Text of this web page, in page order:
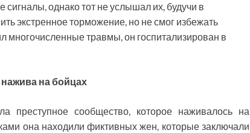
однако тот не услышал их, будучи в
экстренное торможение, но не смог избежать
многочисленные травмы, он госпитализирован в
на бойцах
преступное сообщество, которое наживалось на
она находили фиктивных жен, которые заключали